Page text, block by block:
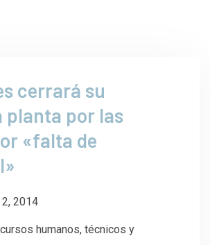
cerrará su
planta por las
«falta de
2014
humanos, técnicos y